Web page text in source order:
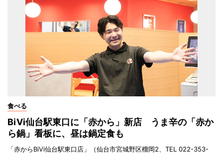
食べる
BiVi仙台駅東口に「赤から」新店 うま辛の「赤か
ら鍋」看板に、昼は鍋定食も
「赤からBiVi仙台駅東口店」（仙台市宮城野区榴岡2、TEL 022-353-